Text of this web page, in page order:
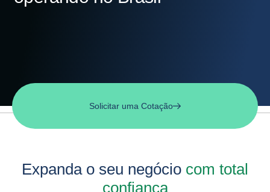
Solicitar uma Cotação
Expanda o seu negócio com total
confiança